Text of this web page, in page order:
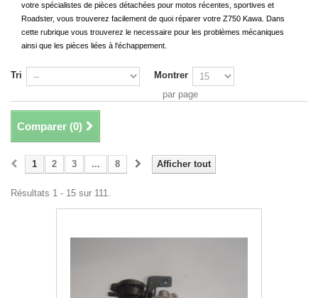
votre spécialistes de pièces détachées pour motos récentes, sportives et
Roadster, vous trouverez facilement de quoi réparer votre Z750 Kawa. Dans
cette rubrique vous trouverez le necessaire pour les problèmes mécaniques
ainsi que les pièces liées à l'échappement.
Tri
Montrer
par page
Comparer (0)
Afficher tout
1 2 3 ... 8
Résultats 1 - 15 sur 111.